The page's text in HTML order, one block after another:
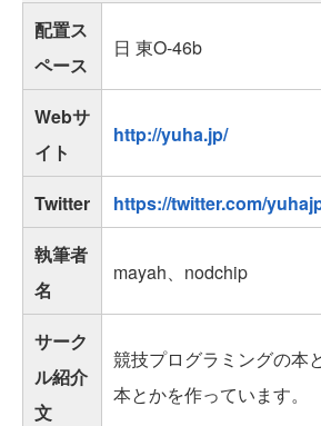
配置ス
ペース
日 東O-46b
Webサ
イト
http://yuha.jp/
Twitter
https://twitter.com/
執筆者
名
mayah、nodchip
サーク
ル紹介
文
競技プログラミングの本
本とかを作っています。